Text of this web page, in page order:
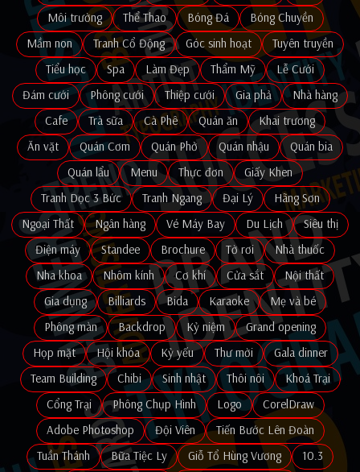
Môi trường
Thể Thao Bóng Đá
Bóng Chuyền
Mầm non
Tranh Cổ Động Góc sinh hoạt
Tuyên truyền
Tiểu học
Spa Làm Đẹp Thẩm Mỹ
Lễ Cưới
Đám cưới
Phông cưới Thiệp cưới Gia phả
Nhà hàng
Cafe
Trà sữa Cà Phê Quán ăn
Khai trương
Ăn vặt
Quán Cơm Quán Phở Quán nhậu
Quán bia
Quán lẩu
Menu Thực đơn
Giấy Khen
Tranh Dọc 3 Bức
Tranh Ngang Đại Lý
Hãng Sơn
Ngoại Thất
Ngân hàng Vé Máy Bay Du Lịch
Siêu thị
Điện máy
Standee Brochure Tờ rơi
Nhà thuốc
Nha khoa
Nhôm kính Cơ khí Cửa sắt
Nội thất
Gia dụng
Billiards Bida Karaoke
Mẹ và bé
Phông màn
Backdrop Kỷ niệm
Grand opening
Họp mặt
Hội khóa Kỷ yếu Thư mời
Gala dinner
Team Building
Chibi Sinh nhật Thôi nôi
Khoá Trại
Cổng Trại
Phông Chụp Hình Logo
CorelDraw
Adobe Photoshop
Đội Viên
Tiến Bước Lên Đoàn
Tuần Thánh
Bữa Tiệc Ly Giỗ Tổ Hùng Vương
10.3